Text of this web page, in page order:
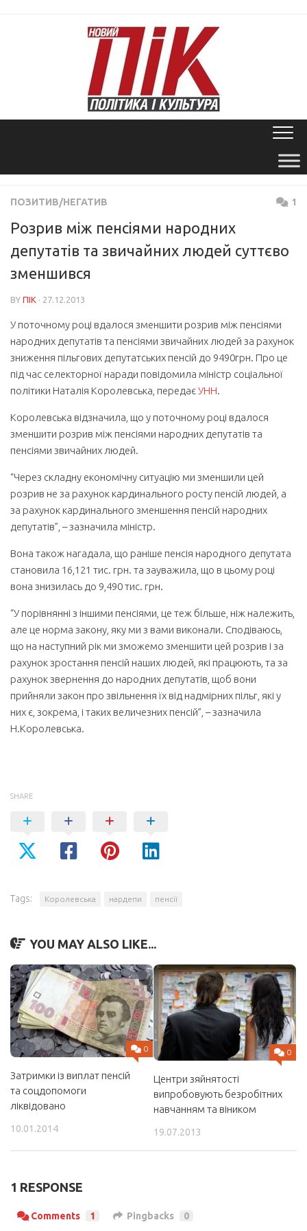
ПОЗИТИВ/НЕГАТИВ 1
Розрив між пенсіями народних
депутатів та звичайних людей суттєво
зменшився
BY ПІК · 27.12.2013
У поточному році вдалося зменшити розрив між пенсіями
народних депутатів та пенсіями звичайних людей за рахунок
зниження пільгових депутатських пенсій до 9490грн. Про це
під час селекторної наради повідомила міністр соціальної
політики Наталія Королевська, передаєУНН.
Королевська відзначила, що у поточному році вдалося
зменшити розрив між пенсіями народних депутатів та
пенсіями звичайних людей.
“Через складну економічну ситуацію ми зменшили цей
розрив не за рахунок кардинального росту пенсій людей, а
за рахунок кардинального зменшення пенсій народних
депутатів”, – зазначила міністр.
Вона також нагадала, що раніше пенсія народного депутата
становила 16,121 тис. грн. та зауважила, що в цьому році
вона знизилась до 9,490 тис. грн.
“У порівнянні з іншими пенсіями, це теж більше, ніж належить,
але це норма закону, яку ми з вами виконали. Сподіваюсь,
що на наступний рік ми зможемо зменшити цей розрив і за
рахунок зростання пенсій наших людей, які працюють, та за
рахунок звернення до народних депутатів, щоб вони
прийняли закон про звільнення їх від надмірних пільг, які у
них є, зокрема, і таких величезних пенсій”, – зазначила
Н.Королевська.
SHARE
Tags: Королевська нардепи пенсії
YOU MAY ALSO LIKE...
0
Затримки із виплат пенсій
та соцдопомоги
ліквідовано
10.01.2014
0
Центри зяйнятості
випробовують безробітних
навчанням та віником
19.07.2013
1 RESPONSE
Comments 1 Pingbacks 0